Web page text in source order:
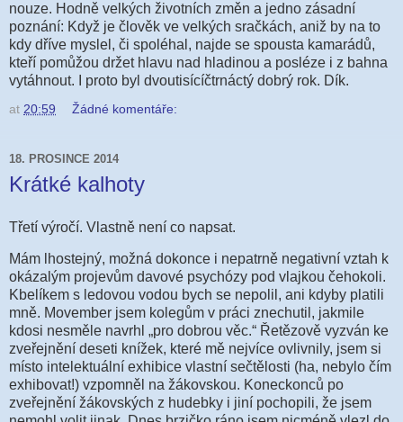
nouze. Hodně velkých životních změn a jedno zásadní
poznání: Když je člověk ve velkých sračkách, aniž by na to
kdy dříve myslel, či spoléhal, najde se spousta kamarádů,
kteří pomůžou držet hlavu nad hladinou a posléze i z bahna
vytáhnout. I proto byl dvoutisícíčtrnáctý dobrý rok. Dík.
at 20:59 Žádné komentáře:
18. PROSINCE 2014
Krátké kalhoty
Třetí výročí. Vlastně není co napsat.
Mám lhostejný, možná dokonce i nepatrně negativní vztah k
okázalým projevům davové psychózy pod vlajkou čehokoli.
Kbelíkem s ledovou vodou bych se nepolil, ani kdyby platili
mně. Movember jsem kolegům v práci znechutil, jakmile
kdosi nesměle navrhl „pro dobrou věc.“ Řetězově vyzván ke
zveřejnění deseti knížek, které mě nejvíce ovlivnily, jsem si
místo intelektuální exhibice vlastní sečtělosti (ha, nebylo čím
exhibovat!) vzpomněl na žákovskou. Koneckonců po
zveřejnění žákovských z hudebky i jiní pochopili, že jsem